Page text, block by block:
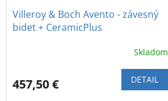
Villeroy & Boch Avento - závesný
bidet + CeramicPlus
Skladom
457,50 € DETAIL